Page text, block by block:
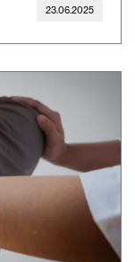
23.06.2025